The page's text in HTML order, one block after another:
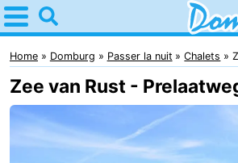
Home
Domburg
Astuces
Avec
Home Domburg Passer la nuit Chalets
Zee van Rust -